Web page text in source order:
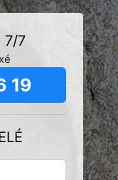
7/7
19